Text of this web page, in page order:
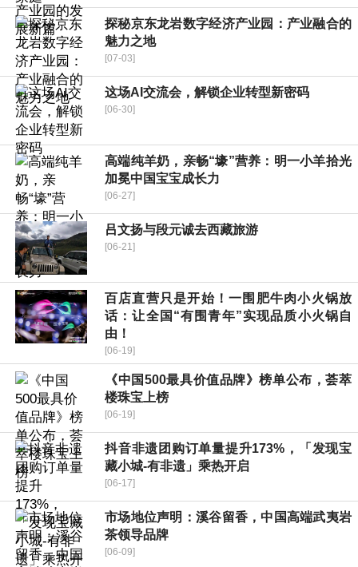
探秘京东龙岩数字经济产业园：产业融合的
魅力之地
[07-03]
这场AI交流会，解锁企业转型新密码
[06-30]
高端纯羊奶，亲畅“壕”营养：明一小羊拾光
加冕中国宝宝成长力
[06-27]
吕文扬与段元诚去西藏旅游
[06-21]
百店直营只是开始！一围肥牛肉小火锅放
话：让全国“有围青年”实现品质小火锅自
由！
[06-19]
《中国500最具价值品牌》榜单公布，荟萃
楼珠宝上榜
[06-19]
抖音非遗团购订单量提升173%，「发现宝
藏小城-有非遗」乘热开启
[06-17]
市场地位声明：溪谷留香，中国高端武夷岩
茶领导品牌
[06-09]